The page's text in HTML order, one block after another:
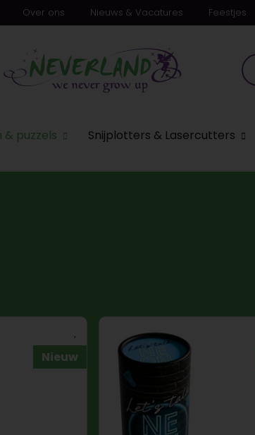
Over ons Nieuws & Vacatures Feestjes
& puzzels Snijplotters & Lasercutters
Nieuw